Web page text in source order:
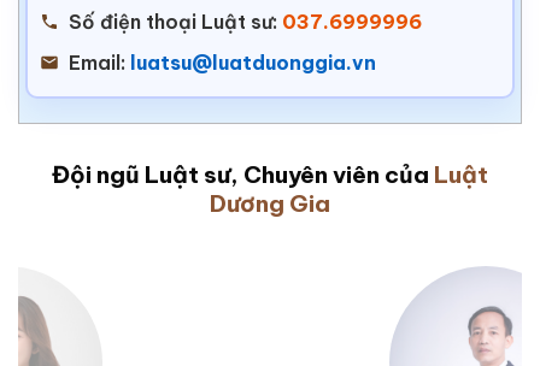
Số điện thoại Luật sư: 037.6999996
Email: luatsu@luatduonggia.vn
Đội ngũ Luật sư, Chuyên viên của Luật
Dương Gia